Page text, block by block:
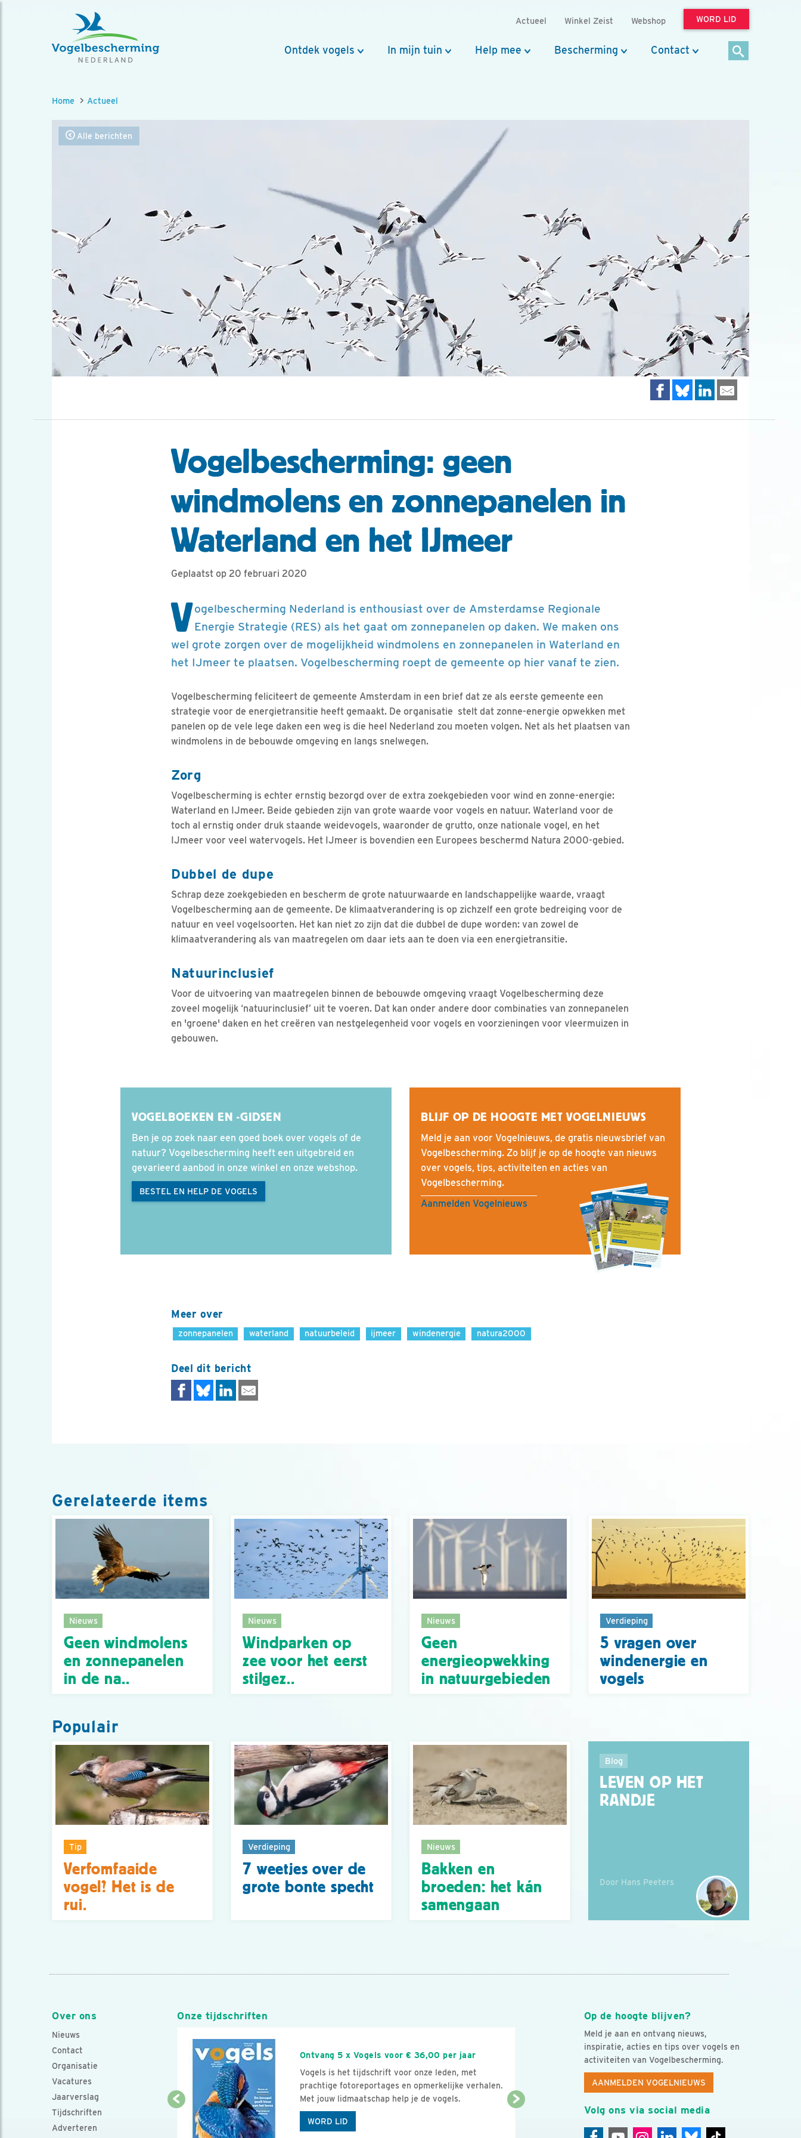
Actueel Winkel Zeist Webshop WORD LID
Ontdek vogels In mijn tuin Help mee Bescherming Contact
Home Actueel
Alle berichten
Vogelbescherming: geen
windmolens en zonnepanelen in
Waterland en het IJmeer
Geplaatst op 20 februari 2020
Vogelbescherming Nederland is enthousiast over de Amsterdamse Regionale
Energie Strategie (RES) als het gaat om zonnepanelen op daken. We maken ons
wel grote zorgen over de mogelijkheid windmolens en zonnepanelen in Waterland en
het IJmeer te plaatsen. Vogelbescherming roept de gemeente op hier vanaf te zien.
Vogelbescherming feliciteert de gemeente Amsterdam in een brief dat ze als eerste gemeente een
strategie voor de energietransitie heeft gemaakt. De organisatie stelt dat zonne-energie opwekken met
panelen op de vele lege daken een weg is die heel Nederland zou moeten volgen. Net als het plaatsen van
windmolens in de bebouwde omgeving en langs snelwegen.
Zorg
Vogelbescherming is echter ernstig bezorgd over de extra zoekgebieden voor wind en zonne-energie:
Waterland en IJmeer. Beide gebieden zijn van grote waarde voor vogels en natuur. Waterland voor de
toch al ernstig onder druk staande weidevogels, waaronder de grutto, onze nationale vogel, en het
IJmeer voor veel watervogels. Het IJmeer is bovendien een Europees beschermd Natura 2000-gebied.
Dubbel de dupe
Schrap deze zoekgebieden en bescherm de grote natuurwaarde en landschappelijke waarde, vraagt
Vogelbescherming aan de gemeente. De klimaatverandering is op zichzelf een grote bedreiging voor de
natuur en veel vogelsoorten. Het kan niet zo zijn dat die dubbel de dupe worden: van zowel de
klimaatverandering als van maatregelen om daar iets aan te doen via een energietransitie.
Natuurinclusief
Voor de uitvoering van maatregelen binnen de bebouwde omgeving vraagt Vogelbescherming deze
zoveel mogelijk ‘natuurinclusief’ uit te voeren. Dat kan onder andere door combinaties van zonnepanelen
en 'groene' daken en het creëren van nestgelegenheid voor vogels en voorzieningen voor vleermuizen in
gebouwen.
VOGELBOEKEN EN -GIDSEN
Ben je op zoek naar een goed boek over vogels of de
natuur? Vogelbescherming heeft een uitgebreid en
gevarieerd aanbod in onze winkel en onze webshop.
BESTEL EN HELP DE VOGELS
BLIJF OP DE HOOGTE MET VOGELNIEUWS
Meld je aan voor Vogelnieuws, de gratis nieuwsbrief van
Vogelbescherming. Zo blijf je op de hoogte van nieuws
over vogels, tips, activiteiten en acties van
Vogelbescherming.
Aanmelden Vogelnieuws
Meer over
zonnepanelen waterland natuurbeleid ijmeer windenergie natura2000
Deel dit bericht
Gerelateerde items
Nieuws
Geen windmolens
en zonnepanelen
in de na..
Nieuws
Windparken op
zee voor het eerst
stilgez..
Nieuws
Geen
energieopwekking
in natuurgebieden
Verdieping
5 vragen over
windenergie en
vogels
Populair
Tip
Verfomfaaide
vogel? Het is de
rui.
Verdieping
7 weetjes over de
grote bonte specht
Nieuws
Bakken en
broeden: het kán
samengaan
Blog
LEVEN OP HET
RANDJE
Door Hans Peeters
Over ons
Nieuws
Contact
Organisatie
Vacatures
Jaarverslag
Tijdschriften
Adverteren
Op de hoogte blijven?
Meld je aan en ontvang nieuws,
inspiratie, acties en tips over vogels en
activiteiten van Vogelbescherming.
AANMELDEN VOGELNIEUWS
Volg ons via social media
Onze tijdschriften
Ontvang 5 x Vogels voor € 36,00 per jaar
Vogels is het tijdschrift voor onze leden, met
prachtige fotoreportages en opmerkelijke verhalen.
Met jouw lidmaatschap help je de vogels.
WORD LID